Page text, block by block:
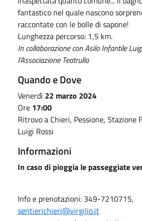
fantastico nel quale nascono
raccontate con le bolle di sapone!
Lunghezza percorso: 1,5 km.
In collaborazione conAsilo Infantile
l’Associazione Teatrulla
Quando e Dove
Venerdì 22 marzo 2024
Ore 17:00
Ritrovo a Chieri, Pessione, Stazione
Luigi Rossi
Informazioni
In caso di pioggia le passeggiate
Info e prenotazioni: 349-7210715,
sentierichieri@virgilio.it